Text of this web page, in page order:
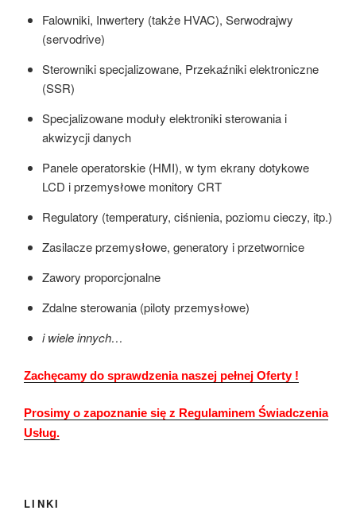
Falowniki, Inwertery (także HVAC), Serwodrajwy
(servodrive)
Sterowniki specjalizowane, Przekaźniki elektroniczne
(SSR)
Specjalizowane moduły elektroniki sterowania i
akwizycji danych
Panele operatorskie (HMI), w tym ekrany dotykowe
LCD i przemysłowe monitory CRT
Regulatory (temperatury, ciśnienia, poziomu cieczy, itp.)
Zasilacze przemysłowe, generatory i przetwornice
Zawory proporcjonalne
Zdalne sterowania (piloty przemysłowe)
i wiele innych…
Zachęcamy do sprawdzenia naszej pełnej Oferty !
Prosimy o zapoznanie się z Regulaminem Świadczenia
Usług.
LINKI